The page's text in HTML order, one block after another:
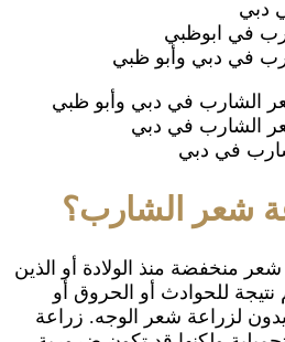
شعر الشارب؟
شعر منخفضة منذ الولادة أو الذين
للحوادث أو الحروق أو
لزراعة شعر الوجه. زراعة